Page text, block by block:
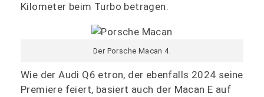
Kilometer beim Turbo betragen.
Der Porsche Macan 4.
Wie der Audi Q6 etron, der ebenfalls 2024 seine
Premiere feiert, basiert auch der Macan E auf